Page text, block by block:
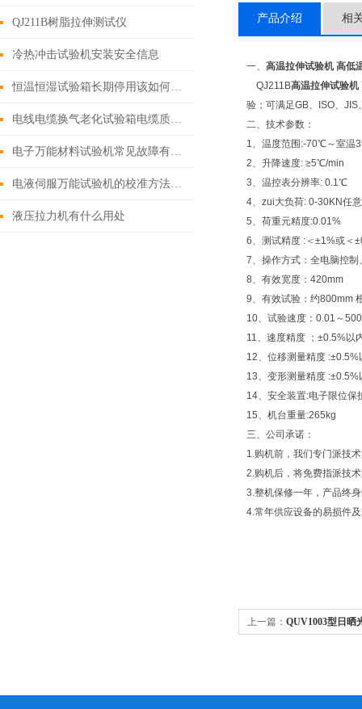
QJ211B树脂拉伸测试仪
冷热冲击试验机安装安全信息
恒温恒湿试验箱长期停用该如何维护？
电线电缆换气老化试验箱电缆质量控制中的全流程应用
电子万能材料试验机常见故障有哪些？
电液伺服万能试验机的校准方法与周期
液压拉力机有什么用处
产品介绍 相
一、 高温拉伸试验机 高低
QJ211B高温拉伸试验机
验；可满足GB、ISO、
二、技术参数：
1、温度范围:-70℃～室
2、升降速度: ≥5℃/min
3、温控表分辨率: 0.1℃
4、zui大负荷: 0-30KN任
5、荷重元精度:0.01%
6、测试精度 :＜±1%或＜
7、操作方式：全电脑控制
8、有效宽度：420mm
9、有效试验：约800mm
10、试验速度：0.01～
11、速度精度 ；±0.5%以
12、位移测量精度 :±0.5%
13、变形测量精度 :±0.5%
14、安全装置:电子限位保
15、机台重量:265kg
三、公司承诺：
1.购机前，我们专门派技
2.购机后，将免费指派技
3.整机保修一年，产品终
4.常年供应设备的易损件
上一篇： QUV1003型日晒